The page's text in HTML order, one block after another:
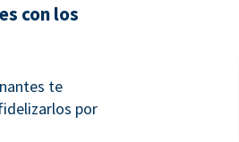
con los
te
por